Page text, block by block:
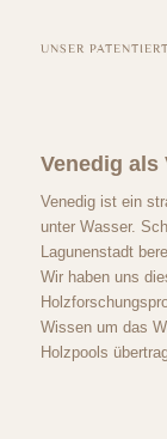
UNSER
Venedig
Venedig ist ein
unter Wasser.
Lagunenstadt
Wir haben uns
Wissen um das
Holzpools